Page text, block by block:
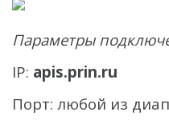
Параметры
IP: apis.prin.ru
Порт: любой из